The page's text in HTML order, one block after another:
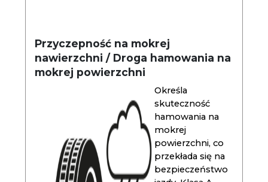
Przyczepność na mokrej
nawierzchni / Droga hamowania na
mokrej powierzchni
Określa
skuteczność
hamowania na
mokrej
powierzchni, co
przekłada się na
bezpieczeństwo